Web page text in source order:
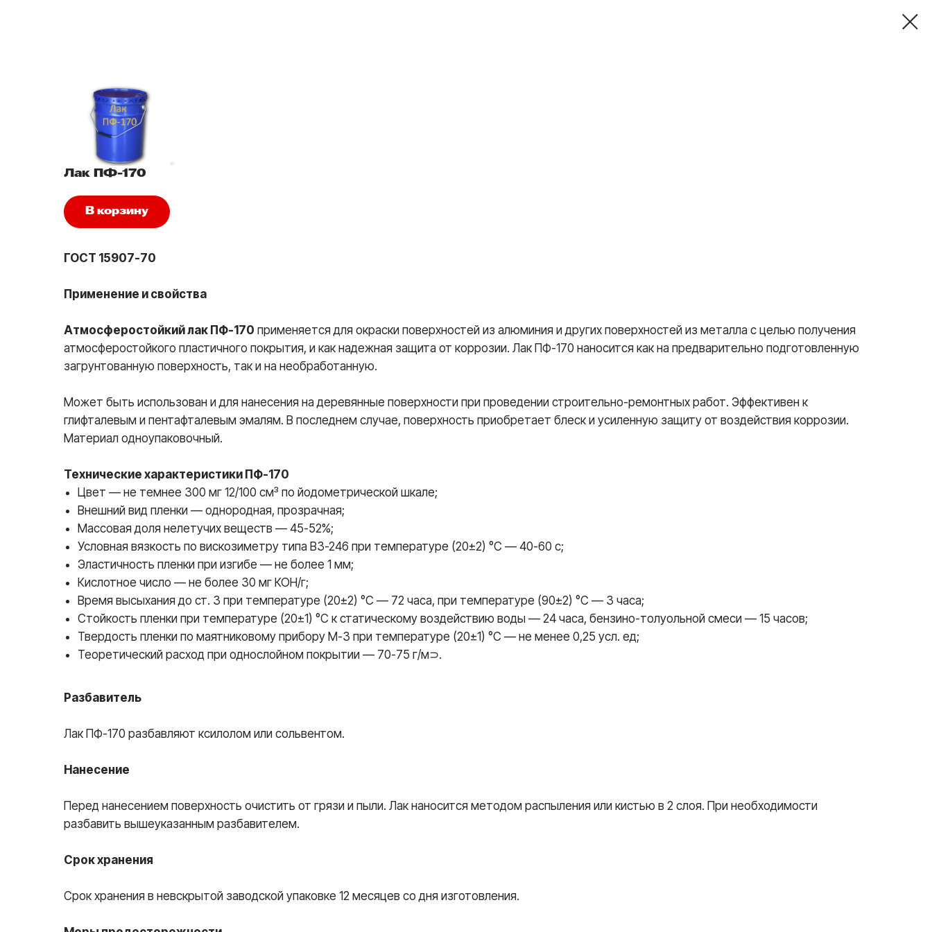
Лак ПФ-170
В корзину
ГОСТ 15907-70
Применение и свойства
Атмосферостойкий лак ПФ-170 применяется для окраски поверхностей из алюминия и других поверхностей из металла с целью получения
атмосферостойкого пластичного покрытия, и как надежная защита от коррозии. Лак ПФ-170 наносится как на предварительно подготовленную
загрунтованную поверхность, так и на необработанную.
Может быть использован и для нанесения на деревянные поверхности при проведении строительно-ремонтных работ. Эффективен к
глифталевым и пентафталевым эмалям. В последнем случае, поверхность приобретает блеск и усиленную защиту от воздействия коррозии.
Материал одноупаковочный.
Технические характеристики ПФ-170
Цвет — не темнее 300 мг 12/100 см³ по йодометрической шкале;
Внешний вид пленки — однородная, прозрачная;
Массовая доля нелетучих веществ — 45-52%;
Условная вязкость по вискозиметру типа ВЗ-246 при температуре (20±2) °C — 40-60 с;
Эластичность пленки при изгибе — не более 1 мм;
Кислотное число — не более 30 мг КОН/г;
Время высыхания до ст. 3 при температуре (20±2) °C — 72 часа, при температуре (90±2) °C — 3 часа;
Стойкость пленки при температуре (20±1) °C к статическому воздействию воды — 24 часа, бензино-толуольной смеси — 15 часов;
Твердость пленки по маятниковому прибору М-3 при температуре (20±1) °C — не менее 0,25 усл. ед;
Теоретический расход при однослойном покрытии — 70-75 г/м⊃.
Разбавитель
Лак ПФ-170 разбавляют ксилолом или сольвентом.
Нанесение
Перед нанесением поверхность очистить от грязи и пыли. Лак наносится методом распыления или кистью в 2 слоя. При необходимости
разбавить вышеуказанным разбавителем.
Срок хранения
Срок хранения в невскрытой заводской упаковке 12 месяцев со дня изготовления.